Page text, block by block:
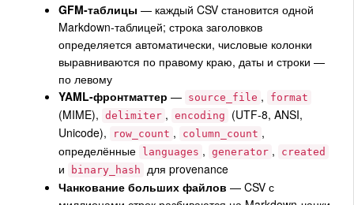
GFM-таблицы — каждый CSV становится одной
Markdown-таблицей; строка заголовков
определяется автоматически, числовые колонки
выравниваются по правому краю, даты и строки —
по левому
YAML-фронтматтер — source_file , format
(MIME), delimiter , encoding
(UTF-8, ANSI,
Unicode),
row_count , column_count ,
определённые languages , generator , created
и binary_hash
для provenance
Чанкование больших файлов — CSV с